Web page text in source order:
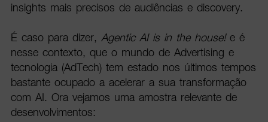
insights mais precisos de audiências e discovery.
É caso para dizer, Agentic AI is in the house!e é
nesse contexto, que o mundo de Advertising e
tecnologia (AdTech) tem estado nos últimos tempos
bastante ocupado a acelerar a sua transformação
com AI. Ora vejamos uma amostra relevante de
desenvolvimentos: